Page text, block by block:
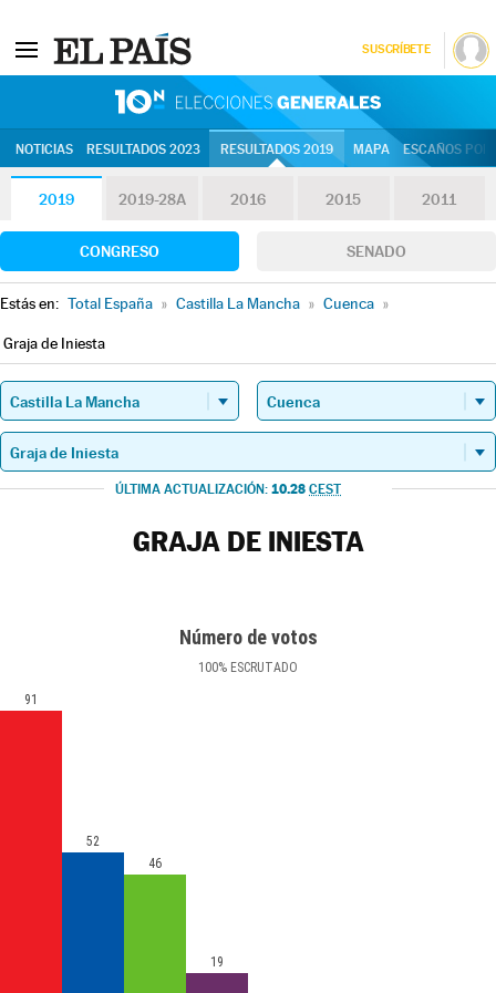
SUSCRÍBETE
NOTICIAS RESULTADOS 2023 RESULTADOS 2019 MAPA ESCAÑOS
2019 2019-28A 2016 2015 2011
CONGRESO SENADO
Estás en: Total España » Castilla La Mancha » Cuenca »
Graja de Iniesta
ÚLTIMA ACTUALIZACIÓN: 10.28 CEST
GRAJA DE INIESTA
Número de votos
100% ESCRUTADO
91
52
46
19